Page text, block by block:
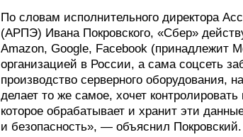
По словам исполнительного директора
(АРПЭ) Ивана Покровского, «Сбер»
Amazon, Google, Facebook (принадлежит
организацией в России, а сама соцсеть
производство серверного оборудования,
делает то же самое, хочет
которое обрабатывает и хранит эти
и безопасность», — объяснил Покровский.